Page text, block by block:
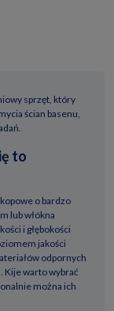
sprzęt, który
ścian basenu,
to
o bardzo
lub włókna
i głębokości
jakości
odpornych
Kije warto wybrać
można ich